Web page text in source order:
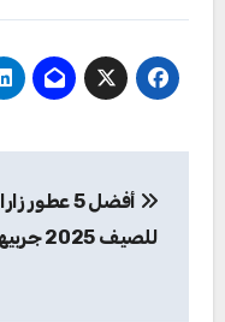
المقالات
أفضل 5 عطور زارا
للصيف 2025 جربيها الان